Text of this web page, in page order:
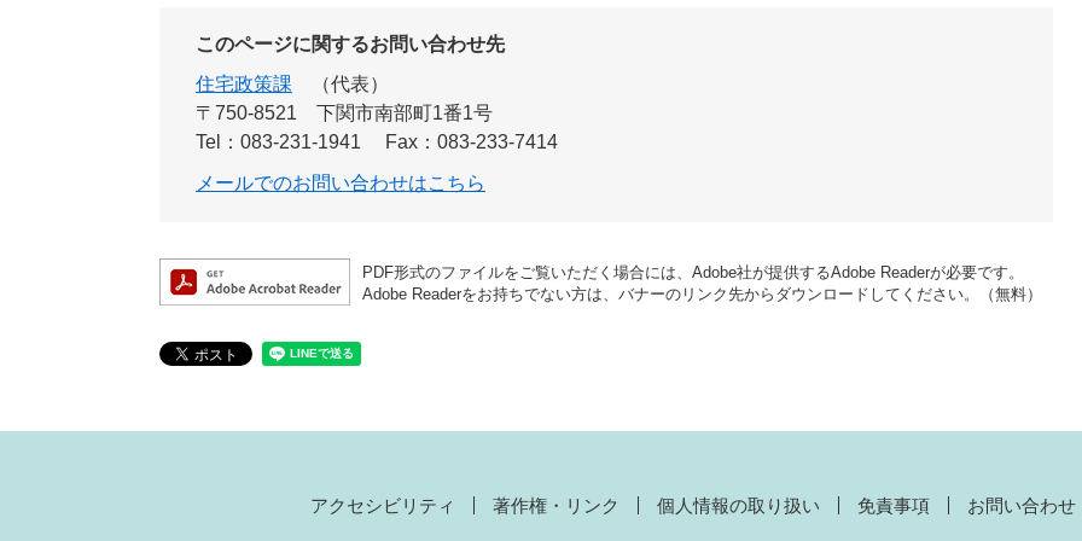
このページに関するお問い合わせ先
住宅政策課
代表
〒750-8521 下関市南部町1番1号
Tel：083-231-1941
Fax：083-233-7414
メールでのお問い合わせはこちら
PDF形式のファイルをご覧いただく場合には、Adobe社が提供するAdobe Readerが必要です。
Adobe Readerをお持ちでない方は、バナーのリンク先からダウンロードしてください。（無料）
アクセシビリティ 著作権・リンク 個人情報の取り扱い 免責事項 お問い合わせ